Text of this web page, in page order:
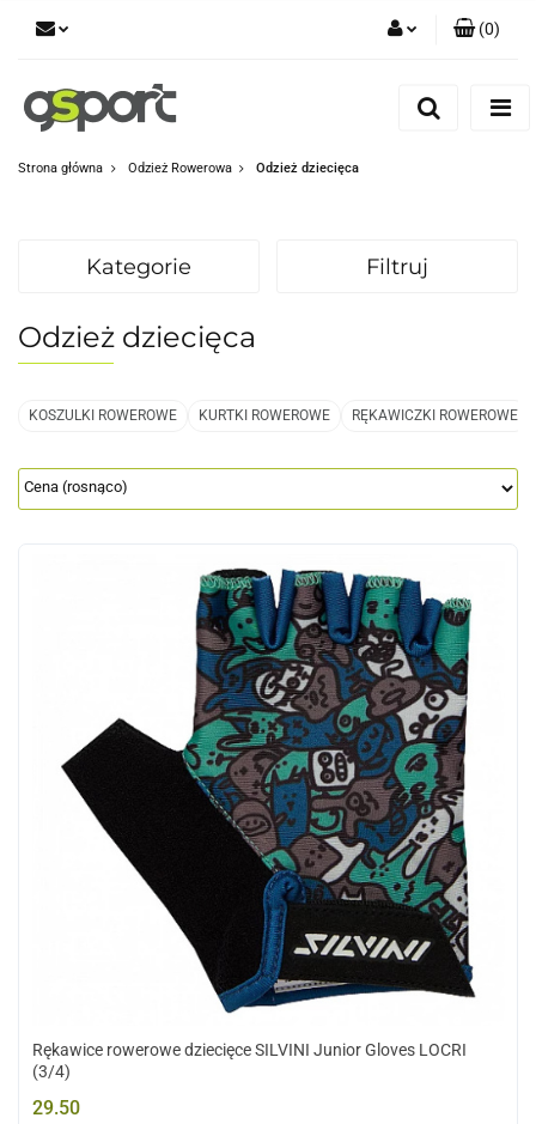
Dodaj zgłoszenie
(0)
Strona główna Odzież Rowerowa Odzież dziecięca
Kategorie Filtruj
Odzież dziecięca
KOSZULKI ROWEROWE KURTKI ROWEROWE RĘKAWICZKI ROWEROWE
Rękawice rowerowe dziecięce SILVINI Junior Gloves LOCRI
(3/4)
29.50